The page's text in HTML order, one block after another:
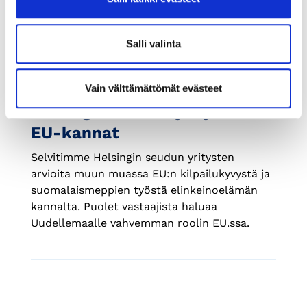
Salli valinta
Vain välttämättömät evästeet
VAALIT
Helsingin seudun yritysten
EU-kannat
Selvitimme Helsingin seudun yritysten
arvioita muun muassa EU:n kilpailukyvystä ja
suomalaismeppien työstä elinkeinoelämän
kannalta. Puolet vastaajista haluaa
Uudellemaalle vahvemman roolin EU.ssa.